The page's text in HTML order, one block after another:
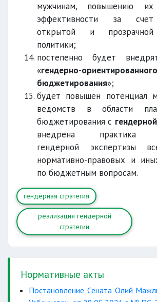
мужчинам, повышению
эффективности за счет
открытой и
политики;
постепенно будет
«гендерно-ориентированного
бюджетирования»;
будет повышен потенциал
ведомств в области
бюджетирования с
внедрена практика
гендерной экспертизы
нормативно-правовых и
по бюджетным вопросам.
гендерная стратегия
реализация гендерной
стратегии
Нормативные акты
Постановление Сената Олий